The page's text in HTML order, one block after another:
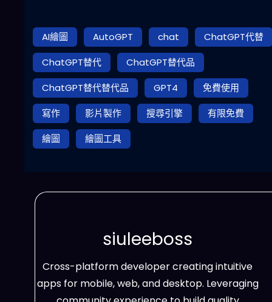
AI繪圖 AutoGPT chat
ChatGPT代替
ChatGPT替代
ChatGPT替代品
ChatGPT替代替代品
GPT4
免費使用
寫作
影片製作 搜尋引擎
有限免費
繪圖
繪圖工具
siuleeboss
Cross-platform developer creating intuitive
apps for mobile, web, and desktop. Leveraging